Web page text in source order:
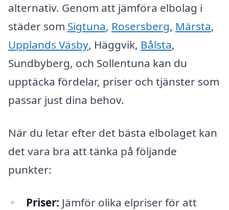
alternativ. Genom att jämföra elbolag i
städer som Sigtuna, Rosersberg, Märsta,
Upplands Väsby, Häggvik, Bålsta,
Sundbyberg, och Sollentuna kan du
upptäcka fördelar, priser och tjänster som
passar just dina behov.
När du letar efter det bästa elbolaget kan
det vara bra att tänka på följande
punkter:
Priser: Jämför olika elpriser för att